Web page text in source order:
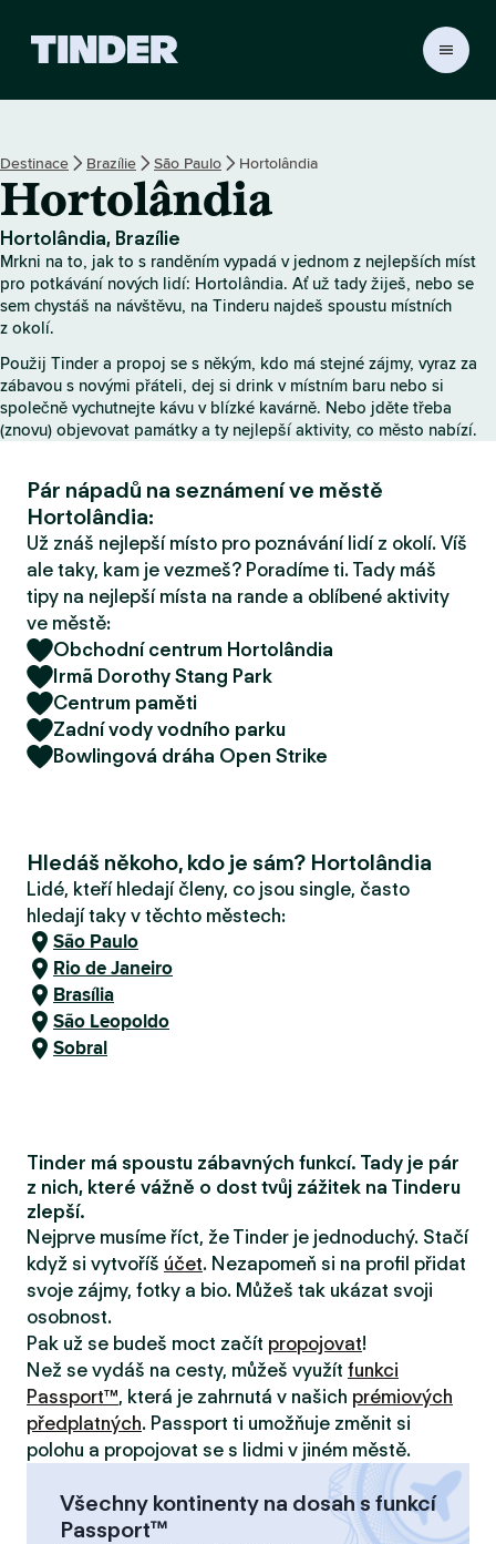
s
k
á
t
r
a
T
i
n
e
u
Destinace Brazílie São Paulo Hortolândia
Hortolândia
Hortolândia, Brazílie
Mrkni na to, jak to s randěním vypadá v jednom z nejlepších míst
pro potkávání nových lidí: Hortolândia. Ať už tady žiješ, nebo se
sem chystáš na návštěvu, na Tinderu najdeš spoustu místních
z okolí.
Použij Tinder a propoj se s někým, kdo má stejné zájmy, vyraz za
zábavou s novými přáteli, dej si drink v místním baru nebo si
společně vychutnejte kávu v blízké kavárně. Nebo jděte třeba
(znovu) objevovat památky a ty nejlepší aktivity, co město nabízí.
Pár nápadů na seznámení ve městě
Hortolândia:
Už znáš nejlepší místo pro poznávání lidí z okolí. Víš
ale taky, kam je vezmeš? Poradíme ti. Tady máš
tipy na nejlepší místa na rande a oblíbené aktivity
ve městě:
Obchodní centrum Hortolândia
Irmã Dorothy Stang Park
Centrum paměti
Zadní vody vodního parku
Bowlingová dráha Open Strike
Hledáš někoho, kdo je sám? Hortolândia
Lidé, kteří hledají členy, co jsou single, často
hledají taky v těchto městech:
São Paulo
Rio de Janeiro
Brasília
São Leopoldo
Sobral
Tinder má spoustu zábavných funkcí. Tady je pár
z nich, které vážně o dost tvůj zážitek na Tinderu
zlepší.
Nejprve musíme říct, že Tinder je jednoduchý. Stačí
když si vytvoříš účet. Nezapomeň si na profil přidat
svoje zájmy, fotky a bio. Můžeš tak ukázat svoji
osobnost.
Pak už se budeš moct začít propojovat!
Než se vydáš na cesty, můžeš využít funkci
Passport™, která je zahrnutá v našich prémiových
předplatných. Passport ti umožňuje změnit si
polohu a propojovat se s lidmi v jiném městě.
Všechny kontinenty na dosah s funkcí
Passport™